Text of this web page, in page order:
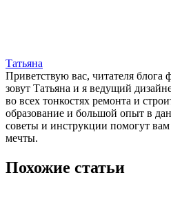
Татьяна
Приветствую вас, читателя
зовут Татьяна и я ведущий
во всех тонкостях ремонта и
образование и большой опыт в
советы и инструкции помогут вам
мечты.
Похожие статьи